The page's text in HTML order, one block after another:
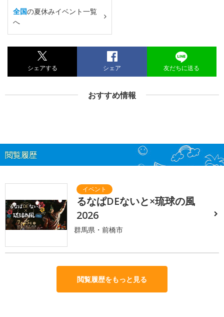
全国の夏休みイベント一覧
へ
シェアする シェア 友だちに送る
おすすめ情報
閲覧履歴
るなぱDEないと×琉球の風
2026
群馬県・前橋市
閲覧履歴をもっと見る